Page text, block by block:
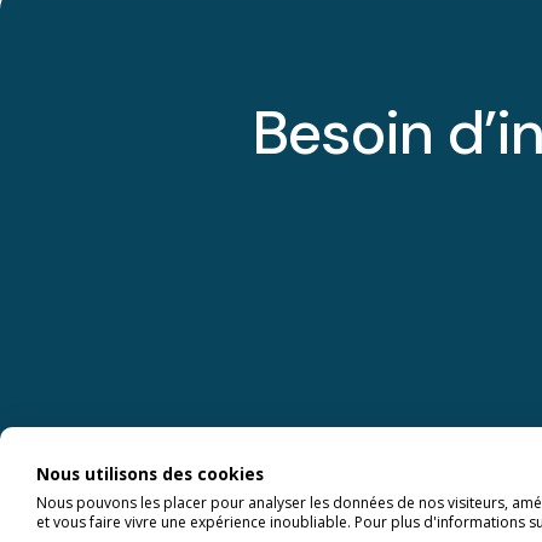
Besoin
Nous utilisons des cookies
Nous pouvons les placer pour analyser les données de nos visiteurs,
et vous faire vivre une expérience inoubliable. Pour plus d'informations